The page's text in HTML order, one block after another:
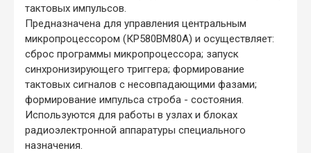
тактовых импульсов.
Предназначена для управления центральным
микропроцессором (КР580ВМ80А) и осуществляет:
сброс программы микропроцессора; запуск
синхронизирующего триггера; формирование
тактовых сигналов с несовпадающими фазами;
формирование импульса строба - состояния.
Используются для работы в узлах и блоках
радиоэлектронной аппаратуры специального
назначения.